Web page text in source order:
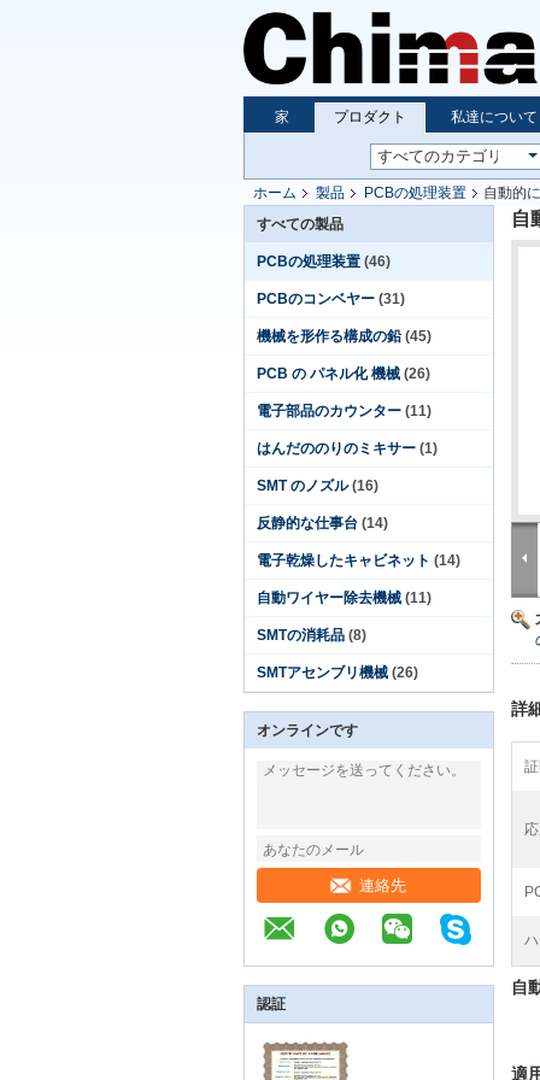
家 プロダクト 私達について
ホーム 製品 PCBの処理装置
自動的
すべての製品
PCBの処理装置 (46)
PCBのコンベヤー (31)
機械を形作る構成の鉛 (45)
PCB の パネル化 機械 (26)
電子部品のカウンター (11)
はんだののりのミキサー (1)
SMT のノズル (16)
反静的な仕事台 (14)
電子乾燥したキャビネット (14)
自動ワイヤー除去機械 (11)
SMTの消耗品 (8)
SMTアセンブリ機械 (26)
オンラインです
連絡先
認証
自
詳
自
適